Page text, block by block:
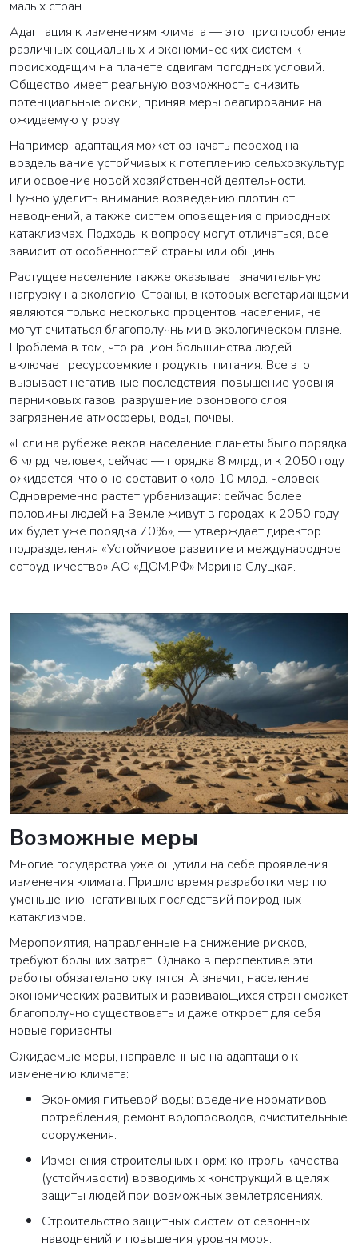
малых стран.
Адаптация к изменениям климата — это приспособление
различных социальных и экономических систем к
происходящим на планете сдвигам погодных условий.
Общество имеет реальную возможность снизить
потенциальные риски, приняв меры реагирования на
ожидаемую угрозу.
Например, адаптация может означать переход на
возделывание устойчивых к потеплению сельхозкультур
или освоение новой хозяйственной деятельности.
Нужно уделить внимание возведению плотин от
наводнений, а также систем оповещения о природных
катаклизмах. Подходы к вопросу могут отличаться, все
зависит от особенностей страны или общины.
Растущее население также оказывает значительную
нагрузку на экологию. Страны, в которых вегетарианцами
являются только несколько процентов населения, не
могут считаться благополучными в экологическом плане.
Проблема в том, что рацион большинства людей
включает ресурсоемкие продукты питания. Все это
вызывает негативные последствия: повышение уровня
парниковых газов, разрушение озонового слоя,
загрязнение атмосферы, воды, почвы.
«Если на рубеже веков население планеты было порядка
6 млрд. человек, сейчас — порядка 8 млрд., и к 2050 году
ожидается, что оно составит около 10 млрд. человек.
Одновременно растет урбанизация: сейчас более
половины людей на Земле живут в городах, к 2050 году
их будет уже порядка 70%», — утверждает директор
подразделения «Устойчивое развитие и международное
сотрудничество» АО «ДОМ.РФ» Марина Слуцкая.
Возможные меры
Многие государства уже ощутили на себе проявления
изменения климата. Пришло время разработки мер по
уменьшению негативных последствий природных
катаклизмов.
Мероприятия, направленные на снижение рисков,
требуют больших затрат. Однако в перспективе эти
работы обязательно окупятся. А значит, население
экономических развитых и развивающихся стран сможет
благополучно существовать и даже откроет для себя
новые горизонты.
Ожидаемые меры, направленные на адаптацию к
изменению климата:
Экономия питьевой воды: введение нормативов
потребления, ремонт водопроводов, очистительные
сооружения.
Изменения строительных норм: контроль качества
(устойчивости) возводимых конструкций в целях
защиты людей при возможных землетрясениях.
Строительство защитных систем от сезонных
наводнений и повышения уровня моря.